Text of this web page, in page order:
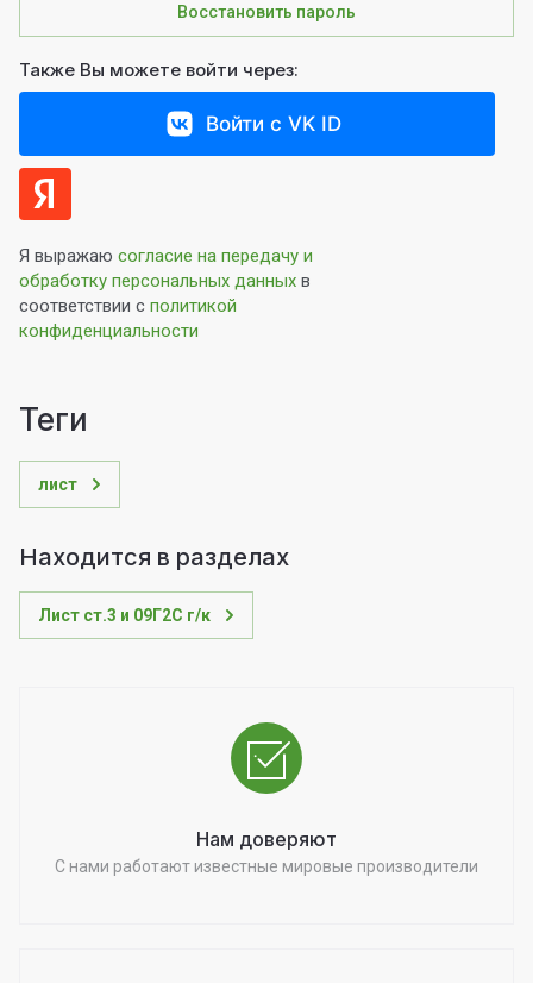
Восстановить пароль
Также Вы можете войти через:
Войти с VK ID
Я выражаю согласие на передачу и
обработку персональных данных в
соответствии с политикой
конфиденциальности
теги
лист
Находится в разделах
Лист ст.3 и 09Г2С г/к
Нам доверяют
С нами работают известные мировые производители